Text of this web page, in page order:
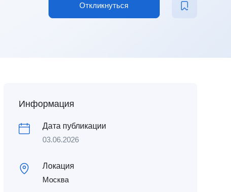
Откликнуться
Информация
Дата публикации
03.06.2026
Локация
Москва